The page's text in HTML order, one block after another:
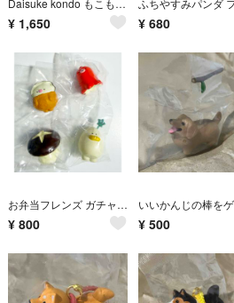
Daisuke kondo もこもこポーチ フィギュア ペンギン ポーチ
¥ 1,650 ¥ 680
お弁当フレンズ ガチャガチャ 4点セット
¥ 800 ¥ 500